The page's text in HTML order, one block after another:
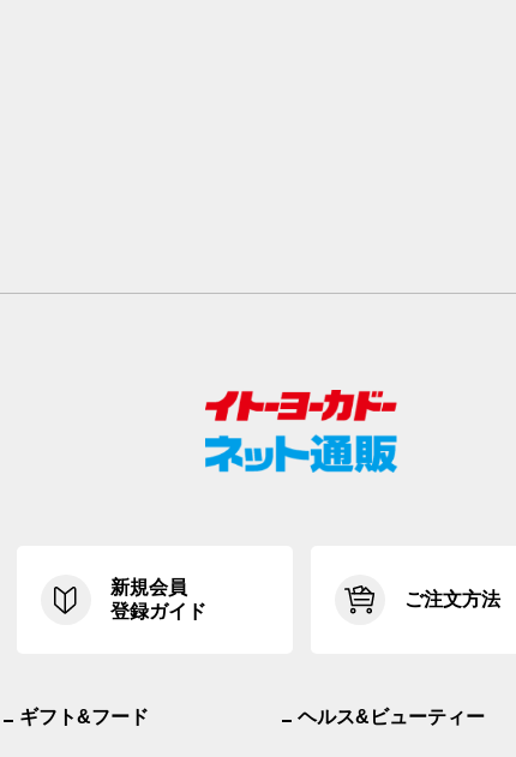
新規会員
登録ガイド
ご注文方法
ギフト&フード ヘルス&ビューティー